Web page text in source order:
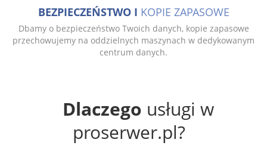
BEZPIECZEŃSTWO I KOPIE ZAPASOWE
Dbamy o bezpieczeństwo Twoich danych, kopie zapasowe
przechowujemy na oddzielnych maszynach w dedykowanym
centrum danych.
Dlaczego usługi w
proserwer.pl?